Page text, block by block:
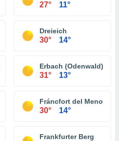
27° 11°
Dreieich
30° 14°
Erbach (Odenwald)
31° 13°
Fráncfort del Meno
30° 14°
Frankfurter Berg